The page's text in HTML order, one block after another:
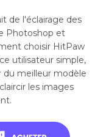
de l'éclairage des
Photoshop et
choisir HitPaw
utilisateur simple,
du meilleur modèle
les images